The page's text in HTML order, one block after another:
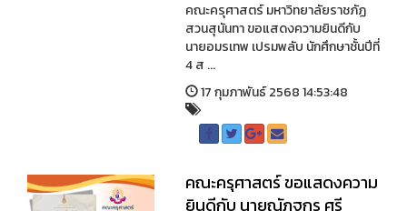
คณะครุศาสตร์ มหาวิทยาลัยราชภัฏ
สวนสุนันทา ขอแสดงความยินดีกับ
นายอมรเทพ เปรมพลับ นักศึกษาชั้นปีที่
4 ส ...
17 กุมภาพันธ์ 2568 14:53:48
คณะครุศาสตร์ ขอแสดงความ
ยินดีกับ นายณัฏฐกร ศรี